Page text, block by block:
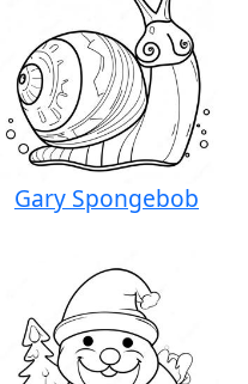
Gary Spongebob